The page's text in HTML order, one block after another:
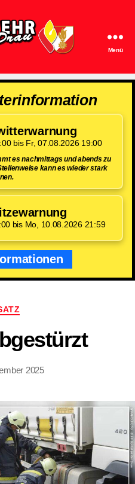
Spittal/Drau
Menü
bis Fr, 07.08.2026 19:00
es nachmittags und abends zu
kann es wieder stark
bis Mo, 10.08.2026 21:59
Kategorien
2025